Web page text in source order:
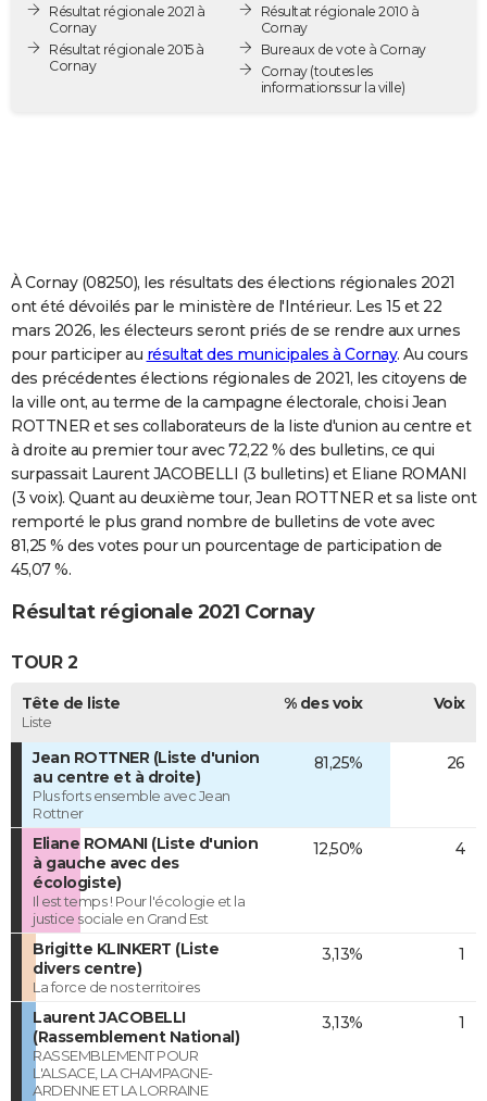
Destinations
City break
Voyage nature
Voyage de noces
Forum
PHOTO
GUIDES D'ACHAT
COPAINS D'AVANT
S'inscrire
Se connecter
Lycées
Collèges
Primaires
Universités
Entreprises
Service militaire
Avis de recherche
AVIS DE DÉCÈS
FORUM
Bricolage
Lifestyle
Culture
Sport
Auto
Television
Voyage
Cinema
Résultat régionale 2021 à
Cornay
Résultat régionale 2015 à
Cornay
Résultat régionale 2010 à
Cornay
Bureaux de vote à Cornay
Cornay(toutes les
informations sur la ville)
À Cornay (08250), les résultats des élections régionales 2021
ont été dévoilés par le ministère de l'Intérieur. Les 15 et 22
mars 2026, les électeurs seront priés de se rendre aux urnes
pour participer au résultat des municipales à Cornay. Au cours
des précédentes élections régionales de 2021, les citoyens de
la ville ont, au terme de la campagne électorale, choisi Jean
ROTTNER et ses collaborateurs de la liste d'union au centre et
à droite au premier tour avec 72,22 % des bulletins, ce qui
surpassait Laurent JACOBELLI (3 bulletins) et Eliane ROMANI
(3 voix). Quant au deuxième tour, Jean ROTTNER et sa liste ont
remporté le plus grand nombre de bulletins de vote avec
81,25 % des votes pour un pourcentage de participation de
45,07 %.
Résultat régionale 2021 Cornay
TOUR 2
Tête de liste
Liste
% des voix Voix
Jean ROTTNER (Liste d'union
au centre et à droite)
Plus forts ensemble avec Jean
Rottner
81,25% 26
Eliane ROMANI (Liste d'union
à gauche avec des
écologiste)
Il est temps ! Pour l'écologie et la
justice sociale en Grand Est
12,50% 4
Brigitte KLINKERT (Liste
divers centre)
La force de nos territoires
3,13% 1
Laurent JACOBELLI
(Rassemblement National)
RASSEMBLEMENT POUR
L'ALSACE, LA CHAMPAGNE-
ARDENNE ET LA LORRAINE
3,13% 1